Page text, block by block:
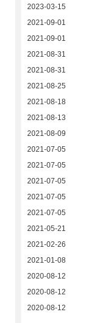
2023-03-15
2021-09-01
2021-09-01
2021-08-31
2021-08-31
2021-08-25
2021-08-18
2021-08-13
2021-08-09
2021-07-05
2021-07-05
2021-07-05
2021-07-05
2021-07-05
2021-05-21
2021-02-26
2021-01-08
2020-08-12
2020-08-12
2020-08-12